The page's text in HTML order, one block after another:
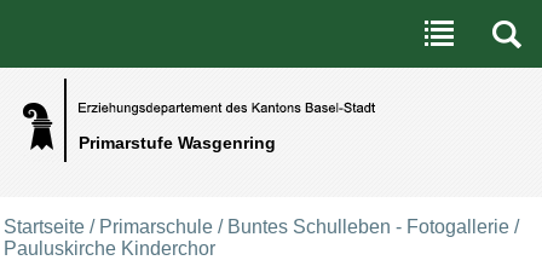
Primarstufe Wasgenring
Benutzerspezifische Werkzeuge
Direkt zum Inhalt|Direkt zur Navigation
Startseite / Primarschule / Buntes Schulleben - Fotogallerie /
Pauluskirche Kinderchor